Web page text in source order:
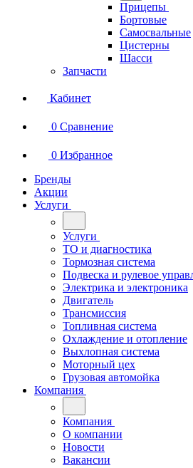
Прицепы
Бортовые
Самосвальные
Цистерны
Шасси
Запчасти
Кабинет
0 Сравнение
0 Избранное
Бренды
Акции
Услуги
Услуги
ТО и диагностика
Тормозная система
Подвеска и рулевое
Электрика и электроника
Двигатель
Трансмиссия
Топливная система
Охлаждение и отопление
Выхлопная система
Моторный цех
Грузовая автомойка
Компания
Компания
О компании
Новости
Вакансии